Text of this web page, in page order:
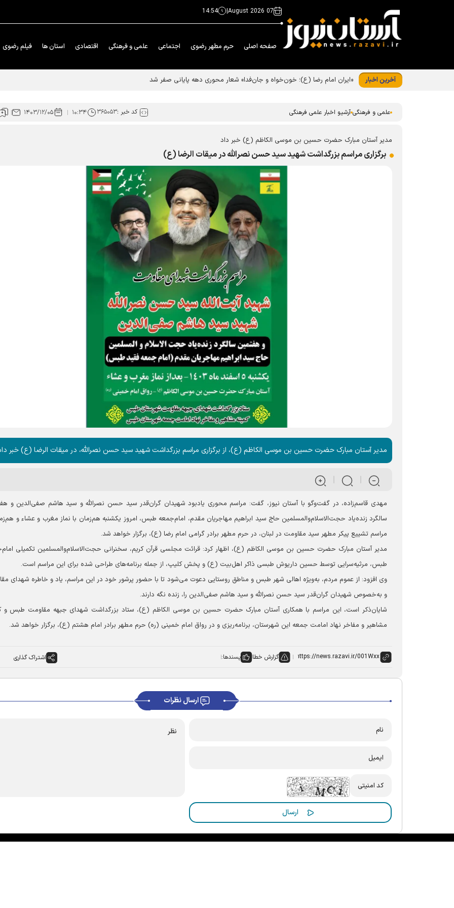
07 August 2026
|
14:54
صفحه اصلی حرم مطهر رضوی اجتماعی علمی و فرهنگی اقتصادی استان ها فیلم رضوی
آخرین اخبار «ایران امام رضا (ع)؛ خون‌خواه و جان‌فدا» شعار محوری دهه پایانی صفر شد
علمی و فرهنگی آرشیو اخبار علمی فرهنگی کد خبر :۳۶۵۰۵۳ ۱۰:۳۴ ۱۴۰۳/۱۲/۰۵
مدیر آستان مبارک حضرت حسین بن موسی الکاظم (ع) خبر داد
برگزاری مراسم بزرگداشت شهید سید حسن نصرالله در میقات الرضا (ع)
مدیر آستان مبارک حضرت حسین بن موسی الکاظم (ع)، از برگزاری مراسم بزرگداشت شهید سید حسن نصرالله، در میقات الرضا (ع) خبر
مهدی قاسم‌زاده، در گفت‌وگو با آستان نیوز، گفت: مراسم محوری یادبود شهیدان گران‌قدر سید حسن نصرالله و سيد هاشم صفی‌الدین و
سالگرد زنده‌یاد حجت‌الاسلام‌والمسلمین حاج سید ابراهیم مهاجریان مقدم، امام‌جمعه طبس، امروز یکشنبه هم‌زمان با نماز مغرب و عشاء و
مراسم تشییع پیکر مطهر سید مقاومت در لبنان، در حرم مطهر برادر گرامی امام رضا (ع)، برگزار خواهد شد.
مدیر آستان مبارک حضرت حسین بن موسی الکاظم (ع)، اظهار کرد: قرائت مجلسی قرآن کریم، سخنرانی حجت‌الاسلام‌والمسلمین تکمیلی
طبس، مرثیه‌سرایی توسط حسین داریوش طبسی ذاکر اهل‌بیت (ع) و پخش کلیپ، از جمله برنامه‌های طراحی شده برای این مراسم است.
وی افزود: از عموم مردم، به‌ویژه اهالی شهر طبس و مناطق روستایی دعوت می‌شود تا با حضور پرشور خود در این مراسم، یاد و خاطره شهدای
و به‌خصوص شهیدان گران‌قدر سید حسن نصرالله و سید هاشم صفی‌الدین را، زنده نگه دارند.
شایان‌ذکر است، این مراسم با همکاری آستان مبارک حضرت حسین بن موسی الکاظم (ع)، ستاد بزرگداشت شهدای جبهه مقاومت طبس و
مشاهیر و مفاخر نهاد امامت جمعه این شهرستان، برنامه‌ریزی و در رواق امام خمینی (ره) حرم مطهر برادر امام هشتم (ع)، برگزار خواهد شد.
گزارش خطا پسندها: اشتراک گذاری
ارسال نظرات